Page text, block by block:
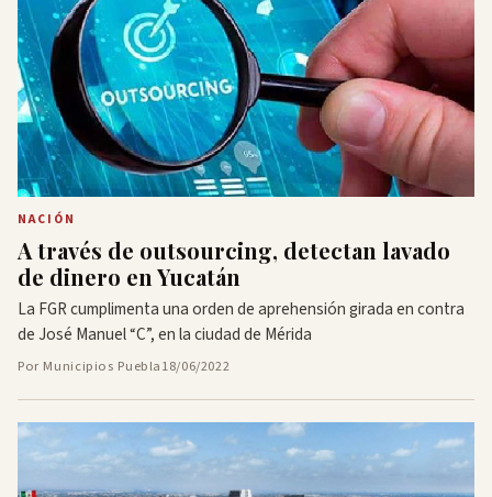
NACIÓN
A través de outsourcing, detectan lavado
de dinero en Yucatán
La FGR cumplimenta una orden de aprehensión girada en contra
de José Manuel “C”, en la ciudad de Mérida
Por Municipios Puebla18/06/2022